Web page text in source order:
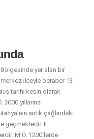
yer alan bir
ilceyle beraber 13
tarihi kesin olarak
yıllarına
antik çağlardaki
geçmektedir. İl
M.Ö. 1200'lerde